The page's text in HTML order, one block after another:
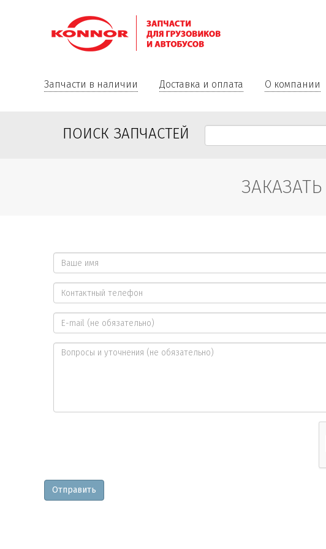
Запчасти в наличии Доставка и оплата О компании
ПОИСК ЗАПЧАСТЕЙ
Ваше
имя
*
Контактный
телефон
*
E-
mail
Отправить